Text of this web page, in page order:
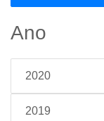
Ano
2020
2019